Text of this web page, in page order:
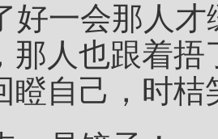
好一会那人
那人也跟着
瞪自己，时桔